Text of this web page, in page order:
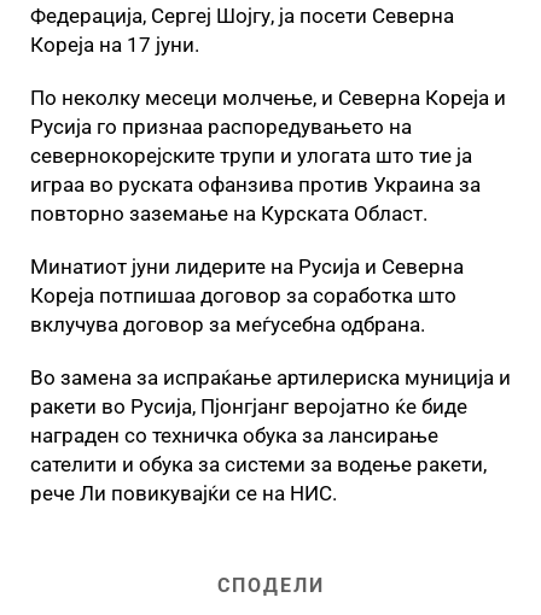
Федерација, Сергеј Шојгу, ја посети Северна
Кореја на 17 јуни.
По неколку месеци молчење, и Северна Кореја и
Русија го признаа распоредувањето на
севернокорејските трупи и улогата што тие ја
играа во руската офанзива против Украина за
повторно заземање на Курската Област.
Минатиот јуни лидерите на Русија и Северна
Кореја потпишаа договор за соработка што
вклучува договор за меѓусебна одбрана.
Во замена за испраќање артилериска муниција и
ракети во Русија, Пјонгјанг веројатно ќе биде
награден со техничка обука за лансирање
сателити и обука за системи за водење ракети,
рече Ли повикувајќи се на НИС.
СПОДЕЛИ